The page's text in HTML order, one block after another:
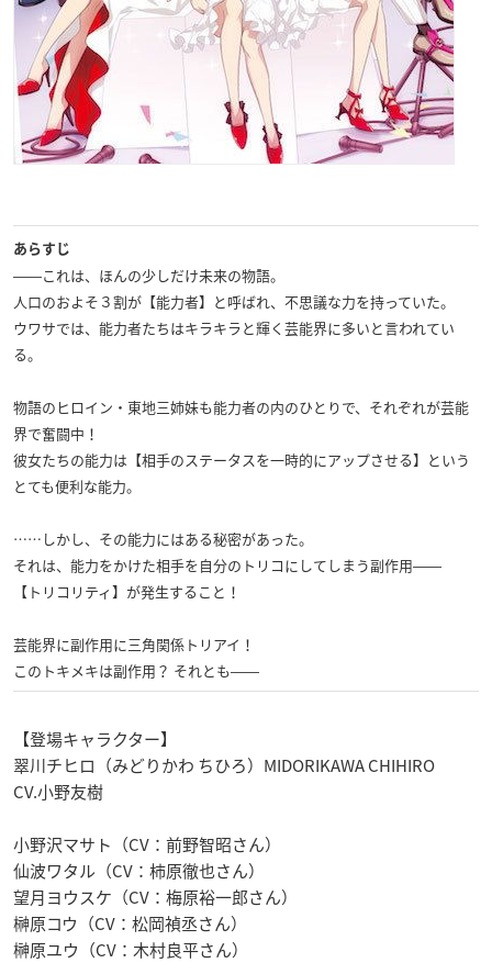
あらすじ
――これは、ほんの少しだけ未来の物語。
人口のおよそ３割が【能力者】と呼ばれ、不思議な力を持っていた。
ウワサでは、能力者たちはキラキラと輝く芸能界に多いと言われてい
る。
物語のヒロイン・東地三姉妹も能力者の内のひとりで、それぞれが芸能
界で奮闘中！
彼女たちの能力は【相手のステータスを一時的にアップさせる】という
とても便利な能力。
……しかし、その能力にはある秘密があった。
それは、能力をかけた相手を自分のトリコにしてしまう副作用――
【トリコリティ】が発生すること！
芸能界に副作用に三角関係トリアイ！
このトキメキは副作用？ それとも――
【登場キャラクター】
翠川チヒロ（みどりかわ ちひろ）MIDORIKAWA CHIHIRO
CV.小野友樹
小野沢マサト（CV：前野智昭さん）
仙波ワタル（CV：柿原徹也さん）
望月ヨウスケ（CV：梅原裕一郎さん）
榊原コウ（CV：松岡禎丞さん）
榊原ユウ（CV：木村良平さん）